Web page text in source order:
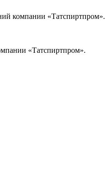
компании «Татспиртпром».
«Татспиртпром».